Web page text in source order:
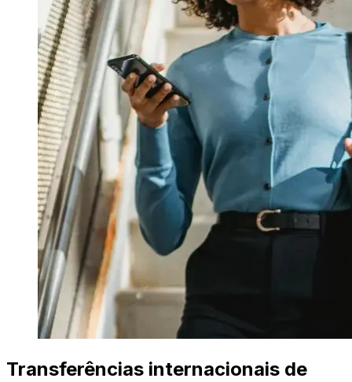
Transferências internacionais de